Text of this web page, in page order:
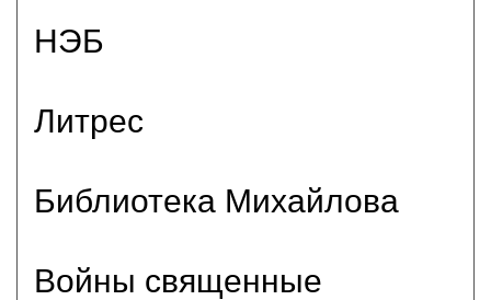
НЭБ
Литрес
Библиотека Михайлова
Войны священные